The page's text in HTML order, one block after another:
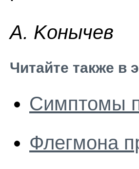
A. Koнычeв
Читайте также в
Симптомы
Флегмона